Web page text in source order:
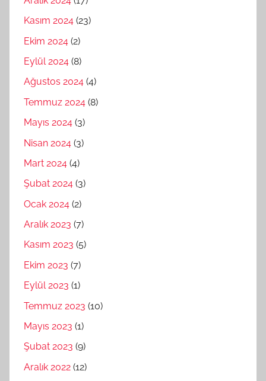
Kasım 2024 (23)
Ekim 2024 (2)
Eylül 2024 (8)
Ağustos 2024 (4)
Temmuz 2024 (8)
Mayıs 2024 (3)
Nisan 2024 (3)
Mart 2024 (4)
Şubat 2024 (3)
Ocak 2024 (2)
Aralık 2023 (7)
Kasım 2023 (5)
Ekim 2023 (7)
Eylül 2023 (1)
Temmuz 2023 (10)
Mayıs 2023 (1)
Şubat 2023 (9)
Aralık 2022 (12)